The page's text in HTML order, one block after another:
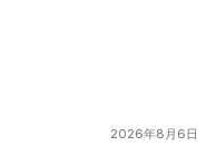
2026年8月6日